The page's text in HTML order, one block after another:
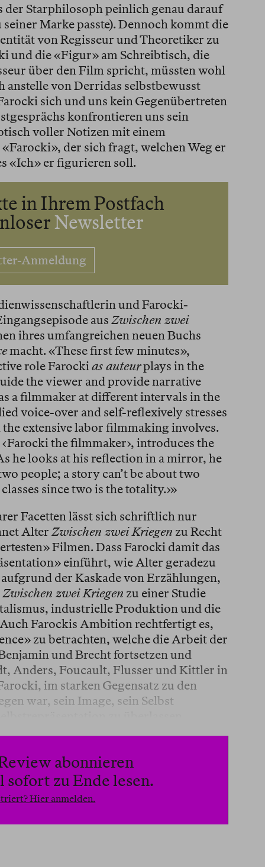
Starphilosoph peinlich genau darauf
Marke passte). Dennoch kommt die
von Regisseur und Theoretiker zu
und die «Figur» am Schreibtisch, die
über den Film spricht, müssten wohl
anstelle von Derridas selbstbewusst
sich und uns kein Gegenübertreten
konfrontieren uns sein
voller Notizen mit einem
der sich fragt, welchen Weg er
«Ich» er figurieren soll.
in Ihrem Postfach
Newsletter
Anmeldung
und Farocki-
aus Zwischen zwei
ihres umfangreichen neuen Buchs
macht. «These first few minutes»,
role Farockias auteurplays in the
the viewer and provide narrative
a filmmaker at different intervals in the
voice-over and self-reflexively stresses
extensive labor filmmaking involves.
the filmmaker›, introduces the
he looks at his reflection in a mirror, he
people; a story can’t be about two
since two is the totality.›»
Facetten lässt sich schriftlich nur
Alter Zwischen zwei Kriegen zu Recht
Filmen. Dass Farocki damit das
einführt, wie Alter geradezu
der Kaskade von Erzählungen,
Zwischen zwei Kriegen zu einer Studie
industrielle Produktion und die
Farockis Ambition rechtfertigt es,
zu betrachten, welche die Arbeit der
und Brecht fortsetzen und
Anders, Foucault, Flusser und Kittler in
im starken Gegensatz zu den
war, sein Image, sein Selbst
abonnieren
zu Ende lesen.
Hier anmelden.